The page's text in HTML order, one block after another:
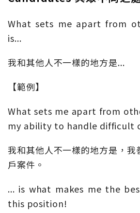
What sets me apart from
is...
我和其他人不一樣的地方是...
【範例】
What sets me apart from
my ability to handle difficult
我和其他人不一樣的地方是，我
戶案件。
... is what makes me the
this position!